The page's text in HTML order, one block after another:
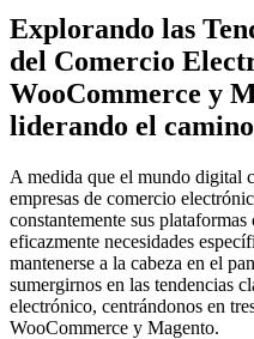
Explorando las
del Comercio
WooCommerce y
liderando el camino
A medida que el mundo digital
empresas de comercio
constantemente sus
eficazmente necesidades
mantenerse a la cabeza en el
sumergirnos en las tendencias
electrónico, centrándonos en
WooCommerce y Magento.